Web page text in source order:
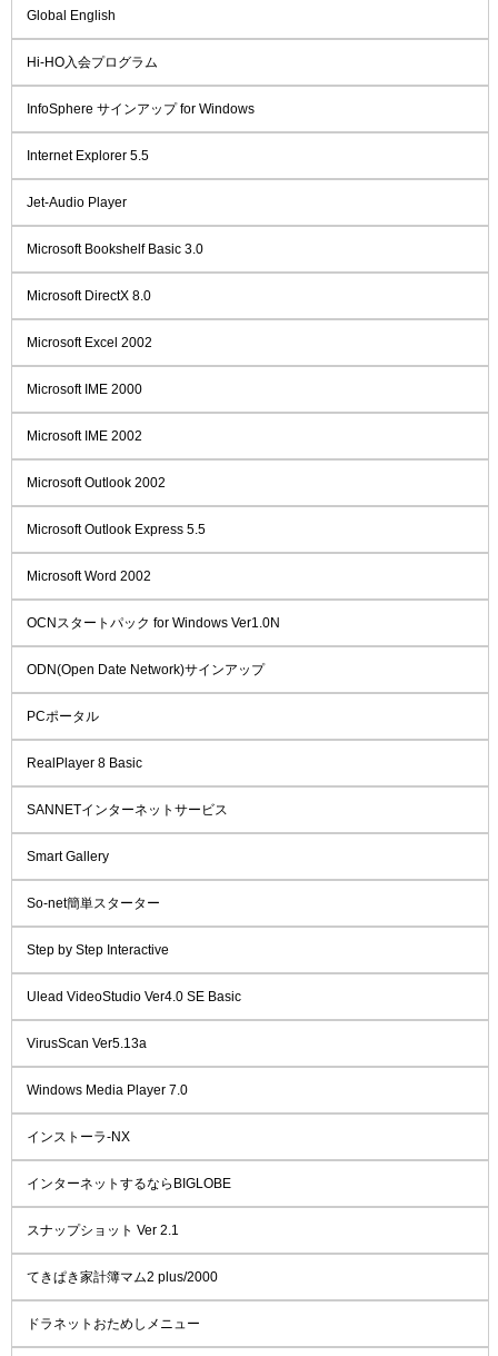
Global English
Hi-HO入会プログラム
InfoSphere サインアップ for Windows
Internet Explorer 5.5
Jet-Audio Player
Microsoft Bookshelf Basic 3.0
Microsoft DirectX 8.0
Microsoft Excel 2002
Microsoft IME 2000
Microsoft IME 2002
Microsoft Outlook 2002
Microsoft Outlook Express 5.5
Microsoft Word 2002
OCNスタートパック for Windows Ver1.0N
ODN(Open Date Network)サインアップ
PCポータル
RealPlayer 8 Basic
SANNETインターネットサービス
Smart Gallery
So-net簡単スターター
Step by Step Interactive
Ulead VideoStudio Ver4.0 SE Basic
VirusScan Ver5.13a
Windows Media Player 7.0
インストーラ-NX
インターネットするならBIGLOBE
スナップショット Ver 2.1
てきぱき家計簿マム2 plus/2000
ドラネットおためしメニュー